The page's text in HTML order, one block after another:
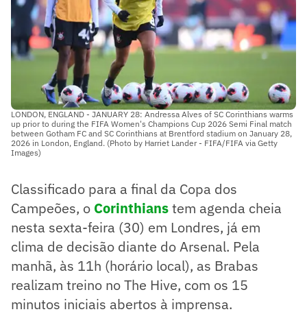
LONDON, ENGLAND - JANUARY 28: Andressa Alves of SC Corinthians warms
up prior to during the FIFA Women's Champions Cup 2026 Semi Final match
between Gotham FC and SC Corinthians at Brentford stadium on January 28,
2026 in London, England. (Photo by Harriet Lander - FIFA/FIFA via Getty
Images)
Classificado para a final da Copa dos
Campeões, o Corinthianstem agenda cheia
nesta sexta-feira (30) em Londres, já em
clima de decisão diante do Arsenal. Pela
manhã, às 11h (horário local), as Brabas
realizam treino no The Hive, com os 15
minutos iniciais abertos à imprensa.